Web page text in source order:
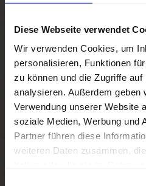
Diese Webseite verwendet
Wir verwenden Cookies, um
personalisieren, Funktionen
zu können und die Zugriffe
analysieren. Außerdem geben
Verwendung unserer Website
soziale Medien, Werbung und
Partner führen diese
weiteren Daten zusammen,
Bewirtung an
Für eine eventuelle Bewirtung
eine Liste mit Vorschlägen
Caterers aber völlig frei. Bei
Standzeit in Prien/Stock für